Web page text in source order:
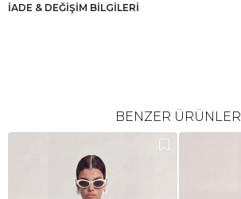
İADE & DEĞİŞİM BİLGİLERİ
BENZER ÜRÜNLER